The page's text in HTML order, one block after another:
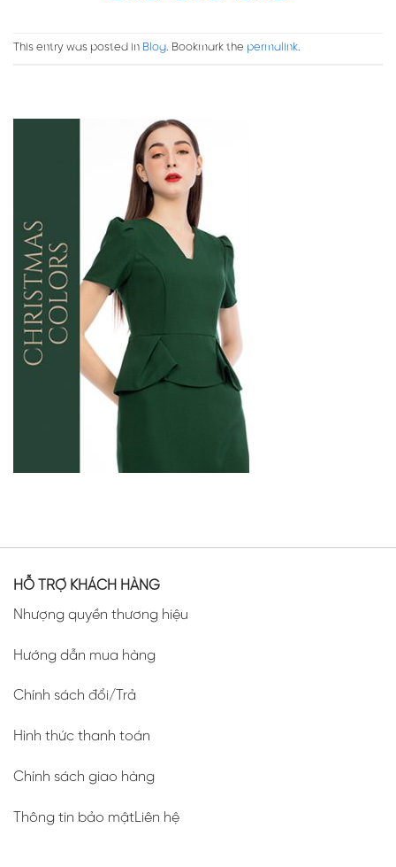
This entry was posted in Blog. Bookmark the permalink.
HỖ TRỢ KHÁCH HÀNG
Nhượng quyền thương hiệu
Hướng dẫn mua hàng
Chính sách đổi/Trả
Hình thức thanh toán
Chính sách giao hàng
Thông tin bảo mậtLiên hệ